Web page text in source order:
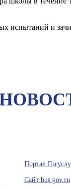
испытаний и
Портал
Сайт bus.gov.ru